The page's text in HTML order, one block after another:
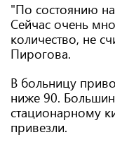
"По состоянию
Сейчас очень
количество, не
Пирогова.
В больницу
ниже 90.
стационарному
привезли.